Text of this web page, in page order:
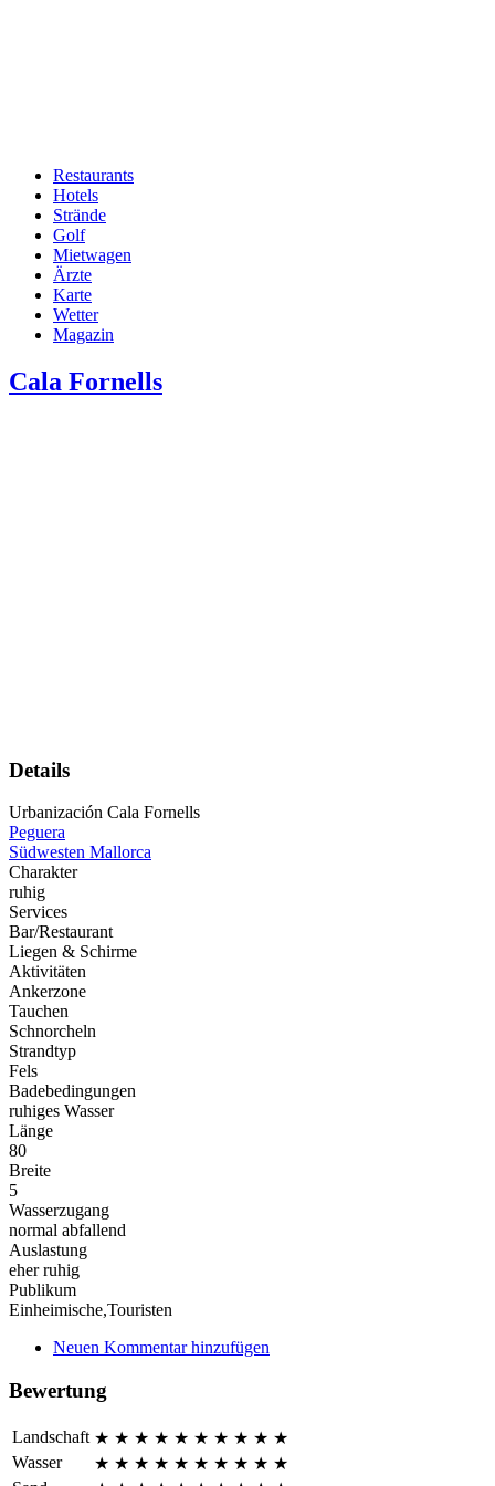
Hauptnavigation
Restaurants
Hotels
Strände
Golf
Mietwagen
Ärzte
Karte
Wetter
Magazin
Cala Fornells
Details
Urbanización Cala Fornells
Peguera
Südwesten Mallorca
Charakter
ruhig
Services
Bar/Restaurant
Liegen & Schirme
Aktivitäten
Ankerzone
Tauchen
Schnorcheln
Strandtyp
Fels
Badebedingungen
ruhiges Wasser
Länge
80
Breite
5
Wasserzugang
normal abfallend
Auslastung
eher ruhig
Publikum
Einheimische,Touristen
Neuen Kommentar hinzufügen
Bewertung
Landschaft ★ ★ ★ ★ ★ ★ ★ ★ ★ ★
Wasser
★ ★ ★ ★ ★ ★ ★ ★ ★ ★